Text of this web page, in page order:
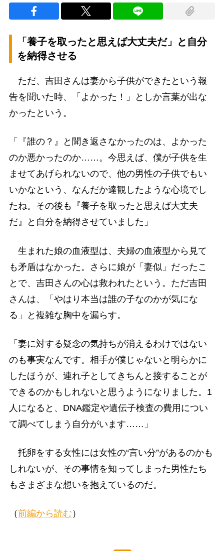
「養子を取ったと思えば大丈夫だ」と自分
を納得させる
ただ、吉田さんは妻から子供ができたという報
告を聞いた時、「よかった！」としか言葉が出な
かったという。
「『誰の？』と聞き返さなかったのは、よかった
のか悪かったのか……。今思えば、僕が子供を生
ませてあげられないので、他の男性の子供でもい
いかなという、なんだか達観したような心境でし
たね。その後も『養子を取ったと思えば大丈夫
だ』と自分を納得させていました」
生まれた娘の血液型は、夫婦の血液型から見て
も矛盾はなかった。さらに娘が「妻似」だったこ
とで、吉田さんの心は救われたという。ただ吉田
さんは、「やはり本当は誰の子なのかが気にな
る」と複雑な胸中を漏らす。
「妻に対する疑念の気持ちが消えるわけではない
のも事実なんです。相手が僕じゃないと明らかに
したほうが、連れ子としてきちんと接することが
できるのかもしれないと思うようになりました。1
人になると、DNA鑑定や遺伝子検査の費用につい
て調べてしまう自分がいます……」
托卵をする女性には女性の“言い分”があるのかも
しれないが、その事情を知ってしまった男性たち
もさまざまな想いを抱えているのだ。
（前編から読む ）